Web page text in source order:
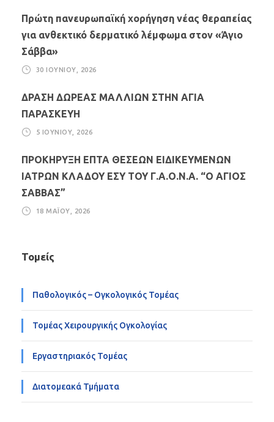
Πρώτη πανευρωπαϊκή χορήγηση νέας θεραπείας
για ανθεκτικό δερματικό λέμφωμα στον «Άγιο
Σάββα»
30 ΙΟΥΝΊΟΥ, 2026
ΔΡΑΣΗ ΔΩΡΕΑΣ ΜΑΛΛΙΩΝ ΣΤΗΝ ΑΓΙΑ
ΠΑΡΑΣΚΕΥΗ
5 ΙΟΥΝΊΟΥ, 2026
ΠΡΟΚΗΡΥΞΗ ΕΠΤΑ ΘΕΣΕΩΝ ΕΙΔΙΚΕΥΜΕΝΩΝ
ΙΑΤΡΩΝ ΚΛΑΔΟΥ ΕΣΥ ΤΟΥ Γ.Α.Ο.Ν.Α. “Ο ΑΓΙΟΣ
ΣΑΒΒΑΣ”
18 ΜΑΪ́ΟΥ, 2026
Τομείς
Παθολογικός – Ογκολογικός Τομέας
Τομέας Χειρουργικής Ογκολογίας
Εργαστηριακός Τομέας
Διατομεακά Τμήματα